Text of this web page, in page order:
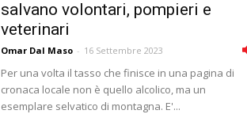
salvano volontari, pompieri e
veterinari
Omar Dal Maso - 16 Settembre 2023
Per una volta il tasso che finisce in una pagina di
cronaca locale non è quello alcolico, ma un
esemplare selvatico di montagna. E'...